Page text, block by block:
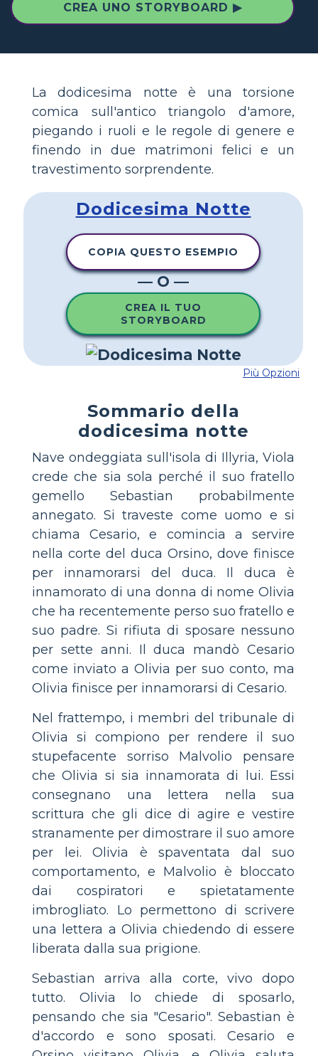
CREA UNO STORYBOARD ▶
La dodicesima notte è una torsione
comica sull'antico triangolo d'amore,
piegando i ruoli e le regole di genere e
finendo in due matrimoni felici e un
travestimento sorprendente.
Dodicesima Notte
COPIA QUESTO ESEMPIO
— O —
CREA IL TUO
STORYBOARD
Più Opzioni
Sommario della
dodicesima notte
Nave ondeggiata sull'isola di Illyria, Viola
crede che sia sola perché il suo fratello
gemello Sebastian probabilmente
annegato. Si traveste come uomo e si
chiama Cesario, e comincia a servire
nella corte del duca Orsino, dove finisce
per innamorarsi del duca. Il duca è
innamorato di una donna di nome Olivia
che ha recentemente perso suo fratello e
suo padre. Si rifiuta di sposare nessuno
per sette anni. Il duca mandò Cesario
come inviato a Olivia per suo conto, ma
Olivia finisce per innamorarsi di Cesario.
Nel frattempo, i membri del tribunale di
Olivia si compiono per rendere il suo
stupefacente sorriso Malvolio pensare
che Olivia si sia innamorata di lui. Essi
consegnano una lettera nella sua
scrittura che gli dice di agire e vestire
stranamente per dimostrare il suo amore
per lei. Olivia è spaventata dal suo
comportamento, e Malvolio è bloccato
dai cospiratori e spietatamente
imbrogliato. Lo permettono di scrivere
una lettera a Olivia chiedendo di essere
liberata dalla sua prigione.
Sebastian arriva alla corte, vivo dopo
tutto. Olivia lo chiede di sposarlo,
pensando che sia "Cesario". Sebastian è
d'accordo e sono sposati. Cesario e